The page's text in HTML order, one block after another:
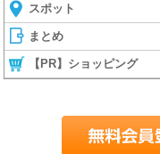
スポット
まとめ
【PR】ショッピング